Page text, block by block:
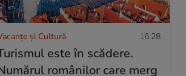
și Cultură 16:28
este în scădere.
românilor care merg